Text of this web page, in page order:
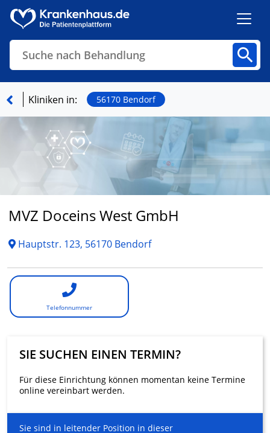
Suche nach Behandlung
Finden
Kliniken in: 56170 Bendorf
MVZ Doceins West GmbH
Hauptstr. 123, 56170 Bendorf
Telefonnummer
SIE SUCHEN EINEN TERMIN?
Für diese Einrichtung können momentan keine Termine
online vereinbart werden.
Sie sind in leitender Position in dieser